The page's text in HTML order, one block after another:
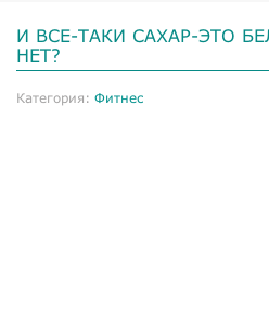
И ВСЕ-ТАКИ САХАР-ЭТО
НЕТ?
Категория: Фитнес